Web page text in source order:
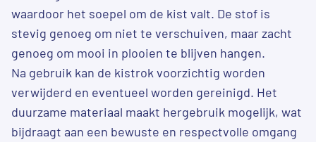
waardoor het soepel om de kist valt. De stof is
stevig genoeg om niet te verschuiven, maar zacht
genoeg om mooi in plooien te blijven hangen.
Na gebruik kan de kistrok voorzichtig worden
verwijderd en eventueel worden gereinigd. Het
duurzame materiaal maakt hergebruik mogelijk, wat
bijdraagt aan een bewuste en respectvolle omgang